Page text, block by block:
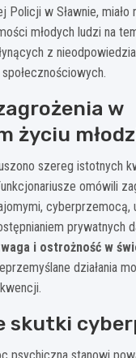
Policji w Sławnie, miało
młodych ludzi na
z
w
życiu
szereg istotnych
omówili
cyberprzemocą,
prywatnych
i ostrożność w
działania
skutki